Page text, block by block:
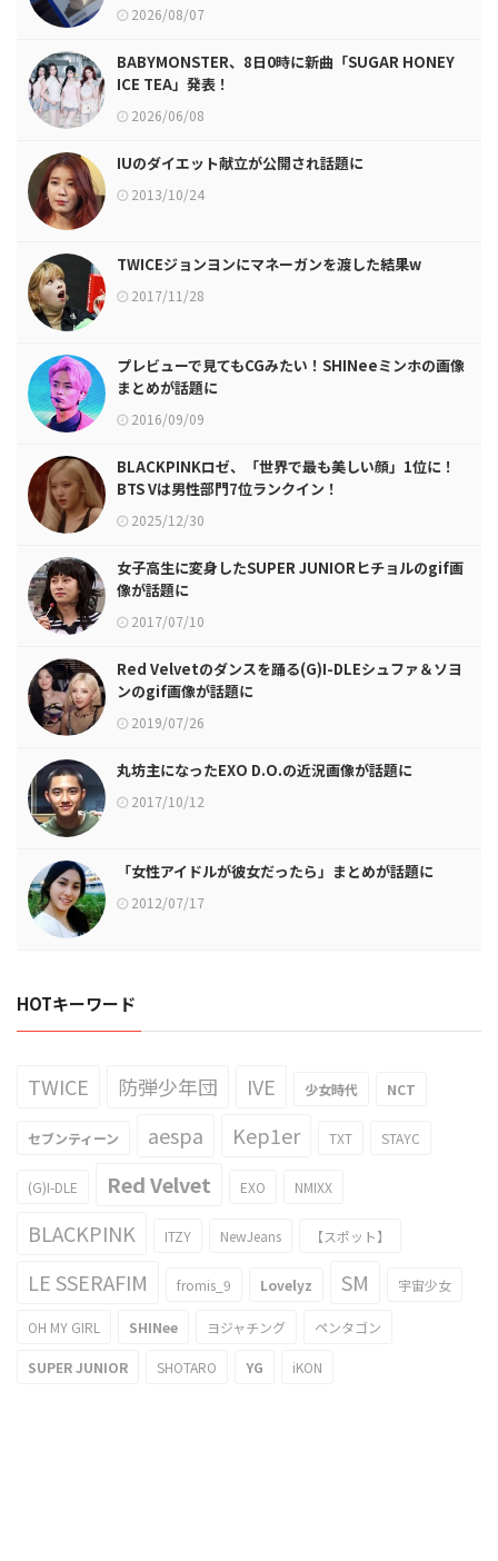
2026/08/07
BABYMONSTER、8日0時に新曲「SUGAR HONEY
ICE TEA」発表！
2026/06/08
IUのダイエット献立が公開され話題に
2013/10/24
TWICEジョンヨンにマネーガンを渡した結果w
2017/11/28
プレビューで見てもCGみたい！SHINeeミンホの画像
まとめが話題に
2016/09/09
BLACKPINKロゼ、「世界で最も美しい顔」1位に！
BTS Vは男性部門7位ランクイン！
2025/12/30
女子高生に変身したSUPER JUNIORヒチョルのgif画
像が話題に
2017/07/10
Red Velvetのダンスを踊る(G)I-DLEシュファ＆ソヨ
ンのgif画像が話題に
2019/07/26
丸坊主になったEXO D.O.の近況画像が話題に
2017/10/12
「女性アイドルが彼女だったら」まとめが話題に
2012/07/17
HOTキーワード
TWICE 防弾少年団 IVE 少女時代 NCT
セブンティーン aespa Kep1er TXT STAYC
(G)I-DLE Red Velvet EXO NMIXX
BLACKPINK ITZY NewJeans 【スポット】
LE SSERAFIM fromis_9 Lovelyz SM 宇宙少女
OH MY GIRL SHINee ヨジャチング ペンタゴン
SUPER JUNIOR SHOTARO YG iKON